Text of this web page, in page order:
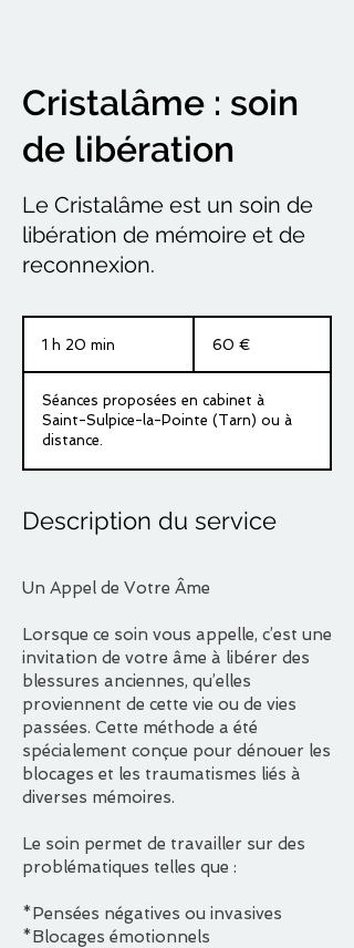
Cristalâme : soin
de libération
Le Cristalâme est un soin de
libération de mémoire et de
reconnexion.
1 h 20 min
m
i
60 €
Séances proposées en cabinet à
Saint-Sulpice-la-Pointe (Tarn) ou à
distance.
Description du service
Un Appel de Votre Âme
Lorsque ce soin vous appelle, c’est une
invitation de votre âme à libérer des
blessures anciennes, qu’elles
proviennent de cette vie ou de vies
passées. Cette méthode a été
spécialement conçue pour dénouer les
blocages et les traumatismes liés à
diverses mémoires.
Le soin permet de travailler sur des
problématiques telles que :
*Pensées négatives ou invasives
*Blocages émotionnels